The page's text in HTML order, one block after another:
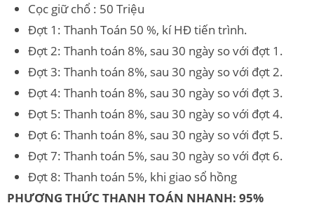
Cọc giữ chổ : 50 Triệu
Đợt 1: Thanh Toán 50 %, kí HĐ tiến trình.
Đợt 2: Thanh toán 8%, sau 30 ngày so với đợt 1.
Đợt 3: Thanh toán 8%, sau 30 ngày so với đợt 2.
Đợt 4: Thanh toán 8%, sau 30 ngày so với đợt 3.
Đợt 5: Thanh toán 8%, sau 30 ngày so với đợt 4.
Đợt 6: Thanh toán 8%, sau 30 ngày so với đợt 5.
Đợt 7: Thanh toán 5%, sau 30 ngày so với đợt 6.
Đợt 8: Thanh toán 5%, khi giao sổ hồng
PHƯƠNG THỨC THANH TOÁN NHANH: 95%